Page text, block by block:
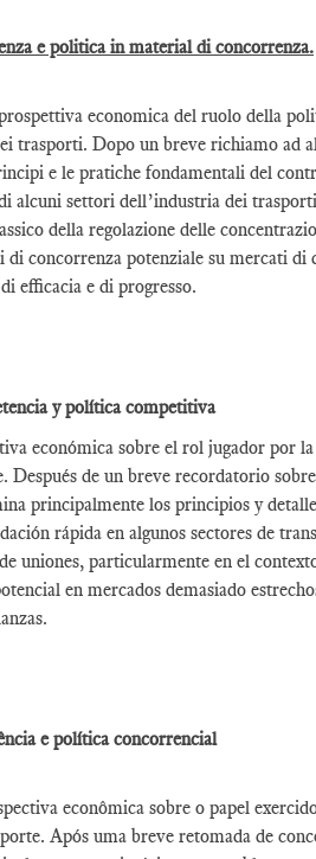
e politica in material di concorrenza.
economica del ruolo della
trasporti. Dopo un breve richiamo ad
e le pratiche fondamentali del
alcuni settori dell’industria dei
della regolazione delle
di concorrenza potenziale su mercati
efficacia e di progresso.
y política competitiva
económica sobre el rol jugador por
Después de un breve recordatorio
principalmente los principios y
rápida en algunos sectores de
uniones, particularmente en el
en mercados demasiado
e política concorrencial
econômica sobre o papel
Após uma breve retomada de